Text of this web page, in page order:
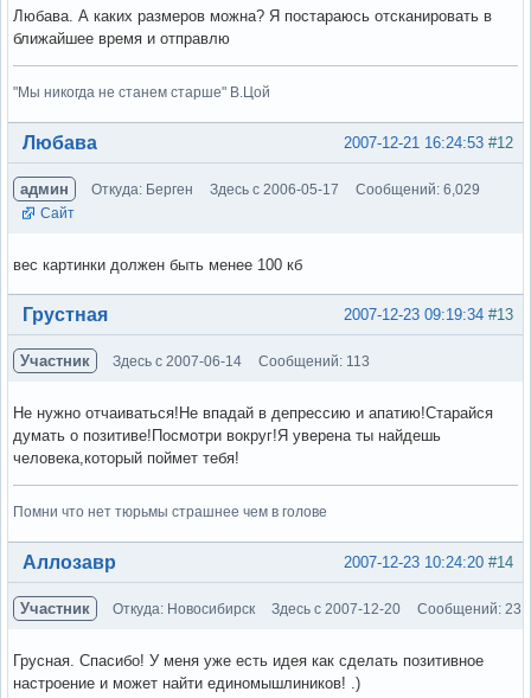
Любава. А каких размеров можна? Я постараюсь отсканировать в
ближайшее время и отправлю
"Мы никогда не станем старше" В.Цой
Вне форума #12
2007-12-21 16:24:53
Любава
админ Откуда: Берген Здесь с 2006-05-17
Сообщений: 6,029
Сайт
вес картинки должен быть менее 100 кб
Вне форума #13
2007-12-23 09:19:34
Грустная
Участник Здесь с 2007-06-14 Сообщений: 113
Не нужно отчаиваться!Не впадай в депрессию и апатию!Старайся
думать о позитиве!Посмотри вокруг!Я уверена ты найдешь
человека,который поймет тебя!
Помни что нет тюрьмы страшнее чем в голове
Вне форума #14
2007-12-23 10:24:20
Аллозавр
Участник Откуда: Новосибирск Здесь с 2007-12-20 Сообщений: 23
Грусная. Спасибо! У меня уже есть идея как сделать позитивное
настроение и может найти единомышлиников! .)